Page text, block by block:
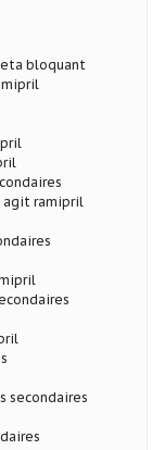
bloquant
agit ramipril
secondaires